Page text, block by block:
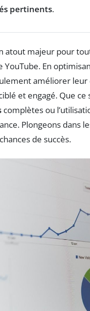
pertinents.
atout majeur pour
En
améliorer
et engagé. Que
complètes ou
Plongeons dans
de succès.